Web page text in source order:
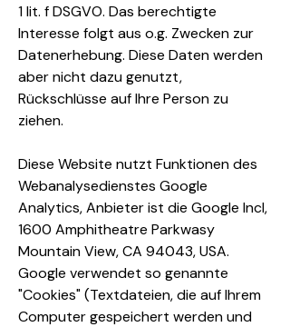
1 lit. f DSGVO. Das berechtigte
Interesse folgt aus o.g. Zwecken zur
Datenerhebung. Diese Daten werden
aber nicht dazu genutzt,
Rückschlüsse auf Ihre Person zu
ziehen.
Diese Website nutzt Funktionen des
Webanalysedienstes Google
Analytics, Anbieter ist die Google Incl,
1600 Amphitheatre Parkwasy
Mountain View, CA 94043, USA.
Google verwendet so genannte
"Cookies" (Textdateien, die auf Ihrem
Computer gespeichert werden und